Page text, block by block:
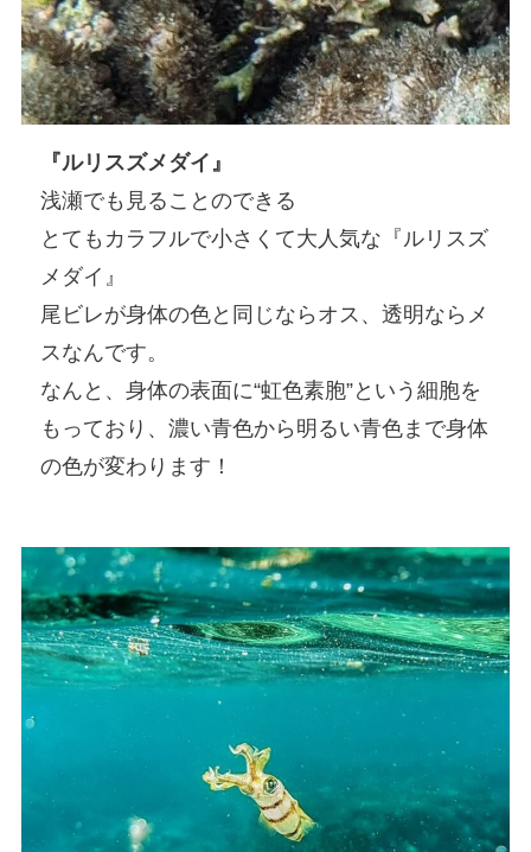
『ルリスズメダイ』
浅瀬でも見ることのできる
とてもカラフルで小さくて大人気な『ルリスズ
メダイ』
尾ビレが身体の色と同じならオス、透明ならメ
スなんです。
なんと、身体の表面に“虹色素胞”という細胞を
もっており、濃い青色から明るい青色まで身体
の色が変わります！